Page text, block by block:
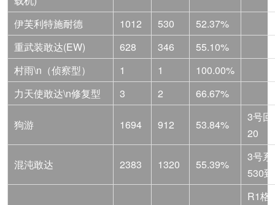
伊芙利特施耐德
1012 530
52.37%
重武装敢达(EW)
628 346
55.10%
村雨\n（侦察型）
1 1
100.00%
力天使敢达\n修复型
3 2 66.67%
狗游 1694 912 53.84%
3号
20
混沌敢达 2383 1320 55.39%
3号
530
R1格